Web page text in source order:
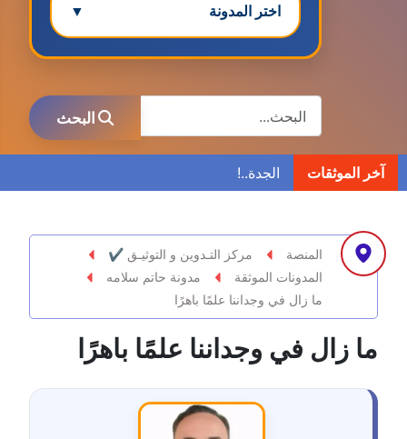
اختر المدونة ▼
مدونة ابراهيم البراعم
عاملة
مدونة احمد ابراهيم
عاملة
مدونة أحمد أبو الدهب
مدونة احمد البحيري
البحث
البحث
آخر الموثقات
المنصة
مركز التـدوين و التوثيـق ✔
المدونات الموثقة
مدونة حاتم سلامه
ما زال في وجداننا علمًا باهرًا
ما زال في وجداننا علمًا باهرًا